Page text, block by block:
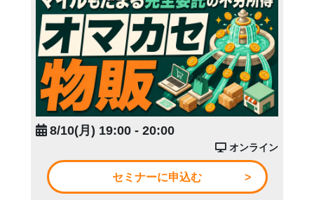
8/10(月) 19:00 - 20:00
オンライン
セミナーに申込む